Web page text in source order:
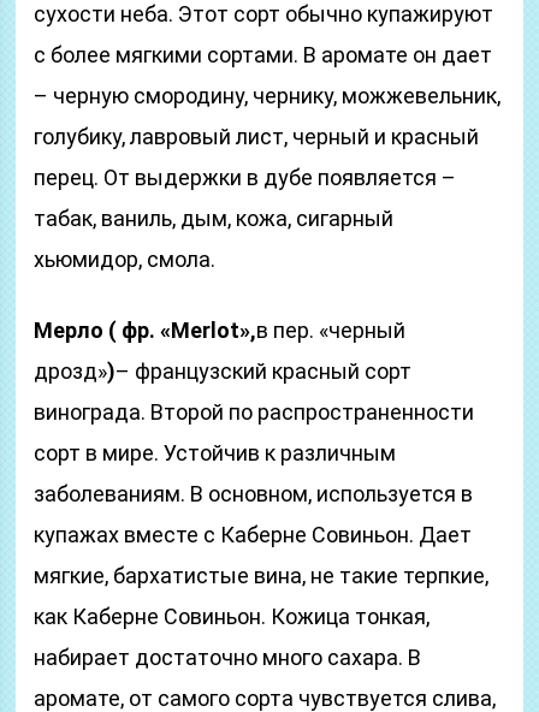
сухости неба. Этот сорт обычно купажируют
с более мягкими сортами. В аромате он дает
– черную смородину, чернику, можжевельник,
голубику, лавровый лист, черный и красный
перец. От выдержки в дубе появляется –
табак, ваниль, дым, кожа, сигарный
хьюмидор, смола.
Мерло ( фр. «Merlot»,в пер. «черный
дрозд»)– французский красный сорт
винограда. Второй по распространенности
сорт в мире. Устойчив к различным
заболеваниям. В основном, используется в
купажах вместе с Каберне Совиньон. Дает
мягкие, бархатистые вина, не такие терпкие,
как Каберне Совиньон. Кожица тонкая,
набирает достаточно много сахара. В
аромате, от самого сорта чувствуется слива,